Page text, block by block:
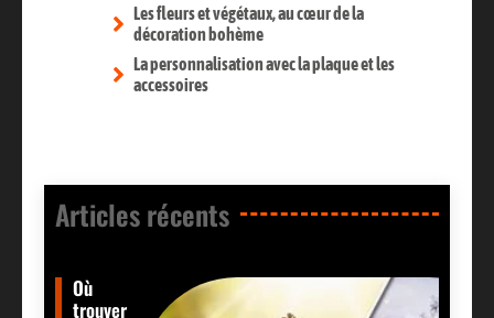
Les fleurs et végétaux, au cœur de la
décoration bohème
La personnalisation avec la plaque et les
accessoires
Articles récents​
Où
trouver